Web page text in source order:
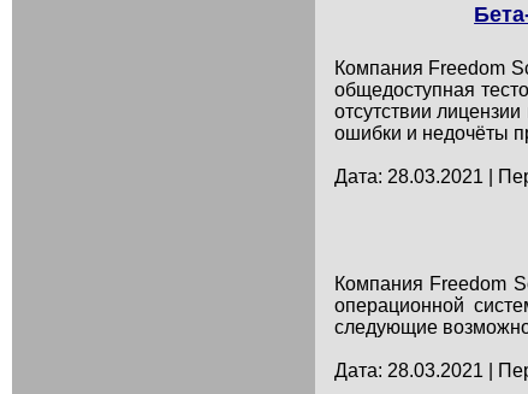
Компания Freedom
общедоступная
отсутствии
ошибки и недочёты
Дата: 28.03.2021 |
Компания Freedom
операционной
следующие
Дата: 28.03.2021 |